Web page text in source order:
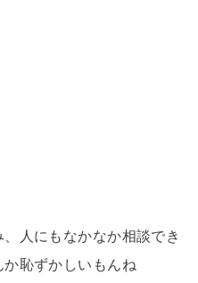
人にもなかなか相談でき
恥ずかしいもんね